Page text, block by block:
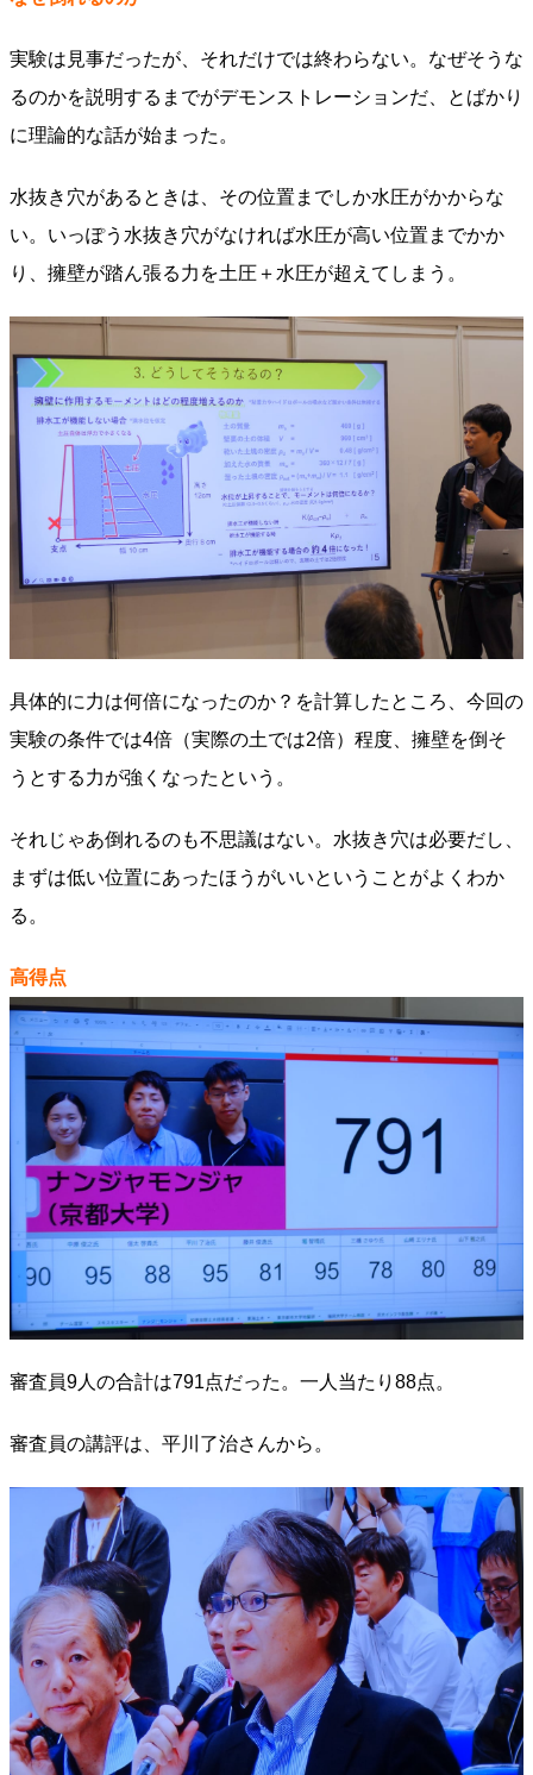
実験は見事だったが、それだけでは終わらない。なぜそうな
るのかを説明するまでがデモンストレーションだ、とばかり
に理論的な話が始まった。
水抜き穴があるときは、その位置までしか水圧がかからな
い。いっぽう水抜き穴がなければ水圧が高い位置までかか
り、擁壁が踏ん張る力を土圧＋水圧が超えてしまう。
具体的に力は何倍になったのか？を計算したところ、今回の
実験の条件では4倍（実際の土では2倍）程度、擁壁を倒そ
うとする力が強くなったという。
それじゃあ倒れるのも不思議はない。水抜き穴は必要だし、
まずは低い位置にあったほうがいいということがよくわか
る。
高得点
審査員9人の合計は791点だった。一人当たり88点。
審査員の講評は、平川了治さんから。